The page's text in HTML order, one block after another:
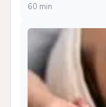
60 min